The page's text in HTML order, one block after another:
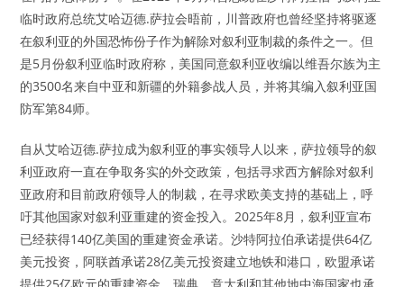
临时政府总统艾哈迈德.萨拉会晤前，川普政府也曾经坚持将驱逐
在叙利亚的外国恐怖份子作为解除对叙利亚制裁的条件之一。但
是5月份叙利亚临时政府称，美国同意叙利亚收编以维吾尔族为主
的3500名来自中亚和新疆的外籍参战人员，并将其编入叙利亚国
防军第84师。
自从艾哈迈德.萨拉成为叙利亚的事实领导人以来，萨拉领导的叙
利亚政府一直在争取务实的外交政策，包括寻求西方解除对叙利
亚政府和目前政府领导人的制裁，在寻求欧美支持的基础上，呼
吁其他国家对叙利亚重建的资金投入。2025年8月，叙利亚宣布
已经获得140亿美国的重建资金承诺。沙特阿拉伯承诺提供64亿
美元投资，阿联酋承诺28亿美元投资建立地铁和港口，欧盟承诺
提供25亿欧元的重建资金，瑞典、意大利和其他地中海国家也承